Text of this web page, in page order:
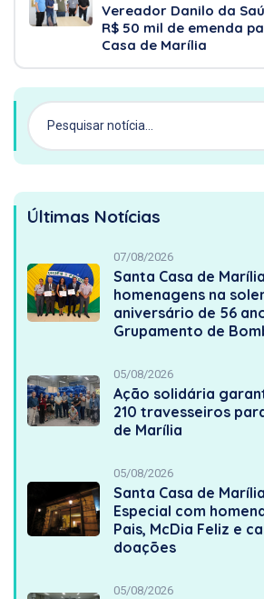
Vereador Danilo da
R$ 50 mil de emenda
Casa de Marília
Últimas Notícias
07/08/2026
Santa Casa de
homenagens na
aniversário de 56
Grupamento de
05/08/2026
Ação solidária
210 travesseiros
de Marília
05/08/2026
Santa Casa de
Especial com
Pais, McDia Feliz e
doações
05/08/2026